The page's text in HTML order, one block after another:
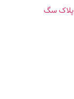
پلاک سگ